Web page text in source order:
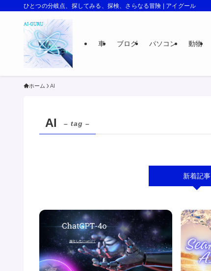
ひとつの分岐点、探してみる、探検、さらなる冒険 | アイグール
車 ブログ パソコン 動物
ホーム AI
AI – tag –
新着記事